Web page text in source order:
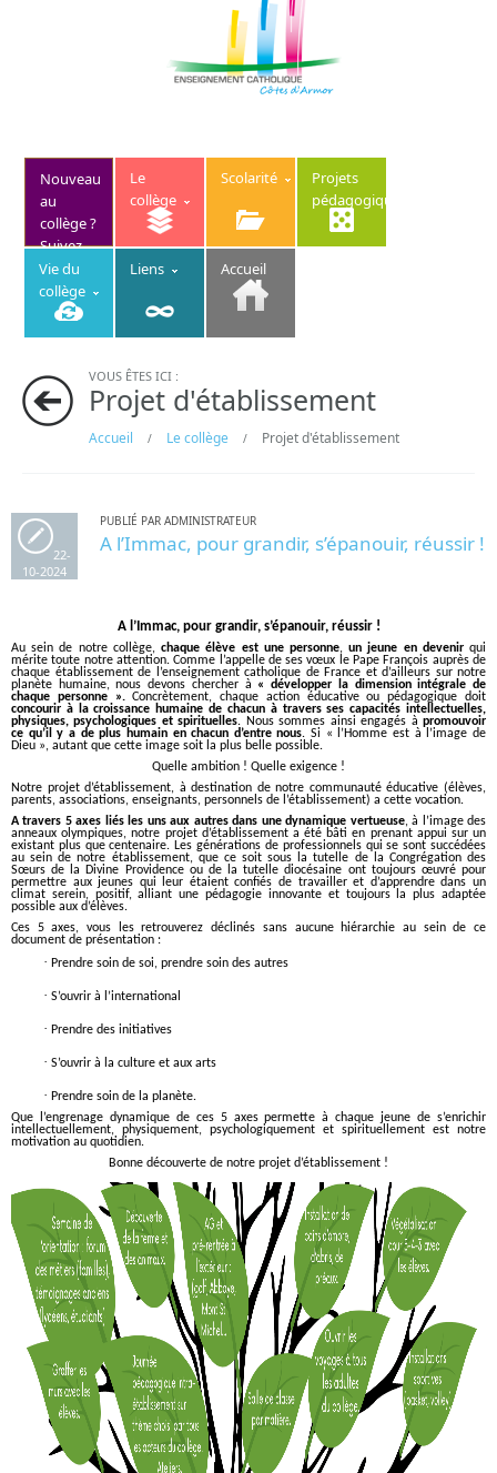
Nouveau
au
collège ?
Suivez
ce lien
Le
collège
Scolarité
Projets
pédagogiques
Vie du
collège
Liens Accueil
VOUS ÊTES ICI :
Projet d'établissement
Accueil / Le collège / Projet d'établissement
22-
10-2024
PUBLIÉ PAR ADMINISTRATEUR
A l’Immac, pour grandir, s’épanouir, réussir !
A l’Immac, pour grandir, s’épanouir, réussir !
Au sein de notre collège,chaque élève est une personne,un jeune en devenirqui
mérite toute notre attention. Comme l’appelle de ses vœux le Pape François auprès de
chaque établissement de l’enseignement catholique de France et d’ailleurs sur notre
planète humaine, nous devons chercher à « développer la dimension intégrale de
chaque personne ».Concrètement, chaque action éducative ou pédagogique doit
concourir à la croissance humaine de chacun à travers ses capacités intellectuelles,
physiques, psychologiques et spirituelles. Nous sommes ainsi engagés àpromouvoir
ce qu’il y a de plus humain en chacun d’entre nous. Si « l’Homme est à l’image de
Dieu », autant que cette image soit la plus belle possible.
Quelle ambition ! Quelle exigence !
Notre projet d’établissement, à destination de notre communauté éducative (élèves,
parents, associations, enseignants, personnels de l’établissement) a cette vocation.
A travers 5 axes liés les uns aux autres dans une dynamique vertueuse, à l’image des
anneaux olympiques, notre projet d’établissement a été bâti en prenant appui sur un
existant plus que centenaire. Les générations de professionnels qui se sont succédées
au sein de notre établissement, que ce soit sous la tutelle de la Congrégation des
Sœurs de la Divine Providence ou de la tutelle diocésaine ont toujours œuvré pour
permettre aux jeunes qui leur étaient confiés de travailler et d’apprendre dans un
climat serein, positif, alliant une pédagogie innovante et toujours la plus adaptée
possible aux d’élèves.
Ces 5 axes, vous les retrouverez déclinés sans aucune hiérarchie au sein de ce
document de présentation :
· Prendre soin de soi, prendre soin des autres
· S’ouvrir à l’international
· Prendre des initiatives
· S’ouvrir à la culture et aux arts
· Prendre soin de la planète.
Que l’engrenage dynamique de ces 5 axes permette à chaque jeune de s’enrichir
intellectuellement, physiquement, psychologiquement et spirituellement est notre
motivation au quotidien.
Bonne découverte de notre projet d’établissement !